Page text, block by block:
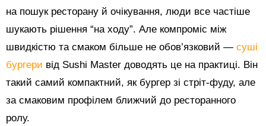
на пошук ресторану й очікування, люди все частіше
шукають рішення “на ходу”. Але компроміс між
швидкістю та смаком більше не обов’язковий — суші
бургери від Sushi Master доводять це на практиці. Він
такий самий компактний, як бургер зі стріт-фуду, але
за смаковим профілем ближчий до ресторанного
ролу.